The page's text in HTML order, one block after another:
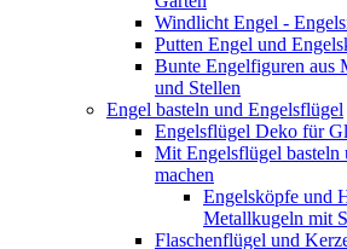
Windlicht Engel -
Putten Engel und
Bunte Engelfiguren aus
und Stellen
Engel basteln und Engelsflügel
Engelsflügel Deko für
Mit Engelsflügel basteln
machen
Engelsköpfe und
Metallkugeln mit
Flaschenflügel und